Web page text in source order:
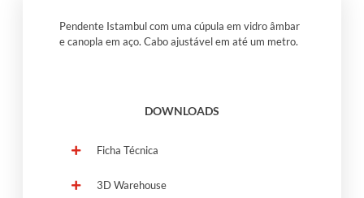
Pendente Istambul com uma cúpula em vidro âmbar
e canopla em aço. Cabo ajustável em até um metro.
DOWNLOADS
Ficha Técnica
3D Warehouse